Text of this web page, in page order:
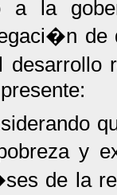
a la
de
desarrollo
y
de la